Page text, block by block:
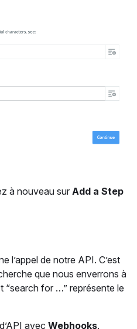
à nouveau sur Add a Step
l’appel de notre API. C’est
que nous enverrons à
“search for …” représente le
avec Webhooks.